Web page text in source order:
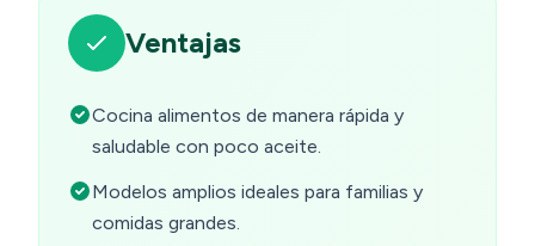
Ventajas
Cocina alimentos de manera rápida y
saludable con poco aceite.
Modelos amplios ideales para familias y
comidas grandes.